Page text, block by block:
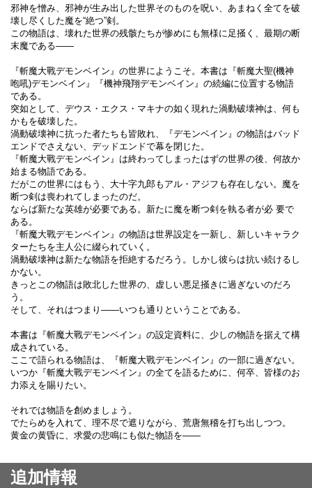
邪神を憎み、邪神が生み出した世界そのものを呪い、あまねく全てを破
壊し尽くした魔を“絶つ”剣。
この物語は、壊れた世界の残骸たちが惨めにも無様に足掻く、最期の断
末魔である――
『斬魔大戰デモンベイン』の世界にようこそ。本書は『斬魔大聖(機神
咆吼)デモンベイン』『機神飛翔デモンベイン』の続編に位置する物語
である。
突如として、デウス・エクス・マキナの如く現れた渦動破壊神は、何も
かもを破壊した。
渦動破壊神に抗った者たちも皆敗れ、『デモンベイン』の物語はバッド
エンドでさえない、デッドエンドで幕を閉じた。
『斬魔大戰デモンベイン』は終わってしまったはずの世界の後、何故か
始まる物語である。
だがこの世界にはもう、大十字九郎もアル・アジフも存在しない。魔を
断つ剣は喪われてしまったのだ。
ならば新たな英雄が必要である。新たに魔を断つ剣を執る者が必 要で
ある。
『斬魔大戰デモンベイン』の物語は世界設定を一新し、新しいキャラク
ターたちを主人公に綴られていく。
渦動破壊神は新たな物語を拒絶するだろう。しかし彼らは抗い続けるし
かない。
きっとこの物語は敗北した世界の、虚しい悪足掻きに過ぎないのだろ
う。
そして、それはつまり――いつも通りということである。
本書は『斬魔大戰デモンベイン』の設定資料に、少しの物語を据えて構
成されている。
ここで語られる物語は、『斬魔大戰デモンベイン』の一部に過ぎない。
いつか『斬魔大戰デモンベイン』の全てを語るために、何卒、皆様のお
力添えを賜りたい。
それでは物語を創めましょう。
でたらめを入れて、理不尽で遮りながら、荒唐無稽を打ち出しつつ。
黄金の黄昏に、求愛の悲鳴にも似た物語を――
追加情報